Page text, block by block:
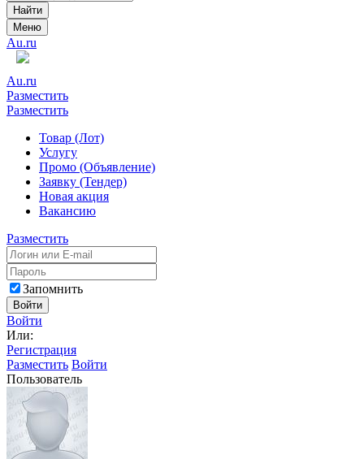
Найти
Меню
Au.ru
Au.ru
Разместить
Разместить
Товар (Лот)
Услугу
Промо (Объявление)
Заявку (Тендер)
Новая акция
Вакансию
Разместить
Запомнить
Войти
Войти
Или:
Регистрация
Разместить Войти
Пользователь